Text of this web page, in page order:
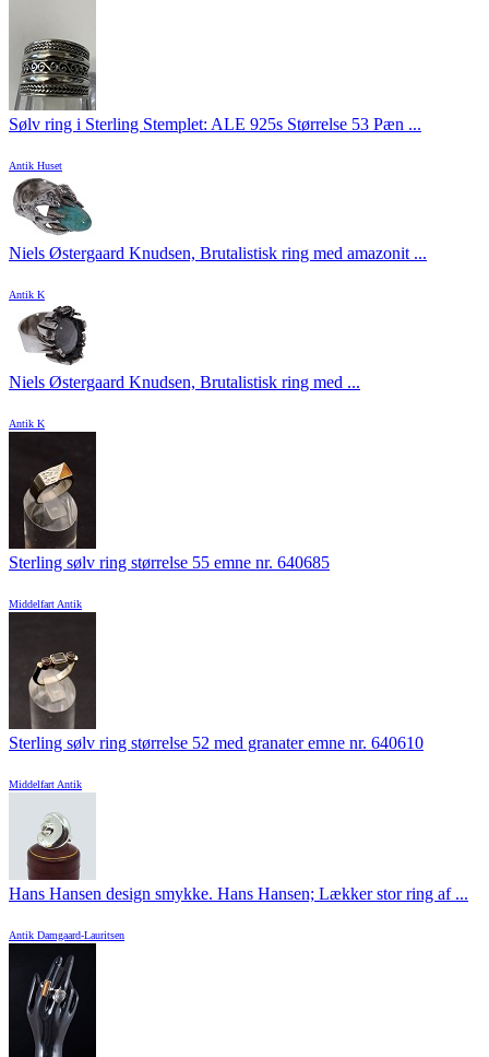
Sølv ring i Sterling Stemplet: ALE 925s Størrelse 53 Pæn ...
Antik Huset
Niels Østergaard Knudsen, Brutalistisk ring med amazonit ...
Antik K
Niels Østergaard Knudsen, Brutalistisk ring med ...
Antik K
Sterling sølv ring størrelse 55 emne nr. 640685
Middelfart Antik
Sterling sølv ring størrelse 52 med granater emne nr. 640610
Middelfart Antik
Hans Hansen design smykke. Hans Hansen; Lækker stor ring af ...
Antik Damgaard-Lauritsen